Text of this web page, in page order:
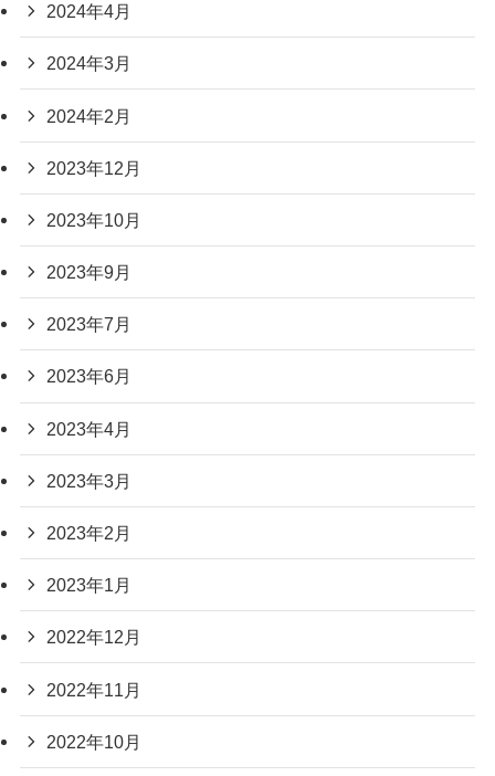
2024年4月
2024年3月
2024年2月
2023年12月
2023年10月
2023年9月
2023年7月
2023年6月
2023年4月
2023年3月
2023年2月
2023年1月
2022年12月
2022年11月
2022年10月